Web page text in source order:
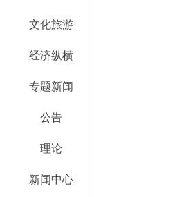
文化旅游
经济纵横
专题新闻
公告
理论
新闻中心